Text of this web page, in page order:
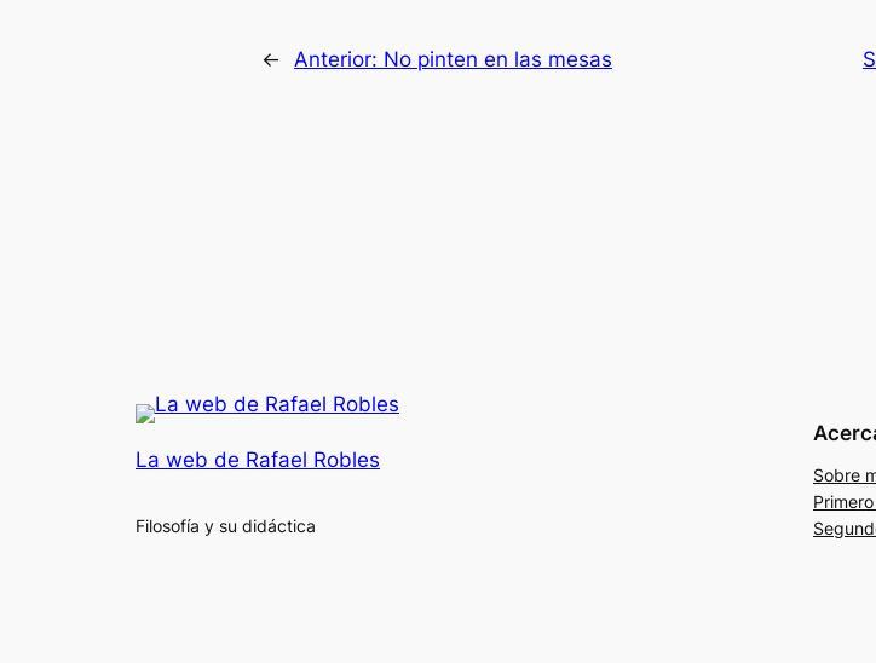
← Anterior: No pinten en las mesas
La web de Rafael Robles
Filosofía y su didáctica
Sobre